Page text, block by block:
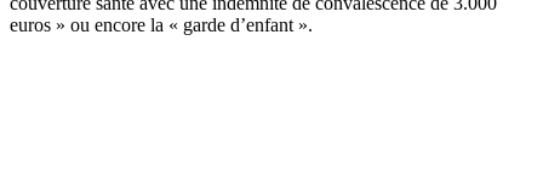
euros » ou encore la « garde d’enfant ».